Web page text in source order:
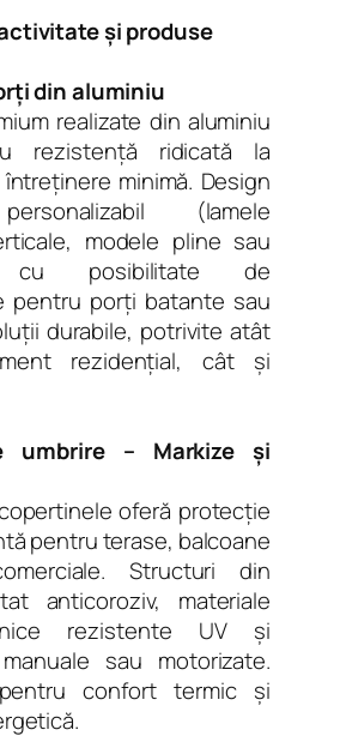
și produse
din aluminiu
realizate din aluminiu
rezistență ridicată la
minimă. Design
(lamele
modele pline sau
cu posibilitate de
pentru porți batante sau
durabile, potrivite atât
rezidențial, cât și
umbrire – Markize și
oferă protecție
pentru terase, balcoane
Structuri din
anticoroziv, materiale
rezistente UV și
sau motorizate.
confort termic și